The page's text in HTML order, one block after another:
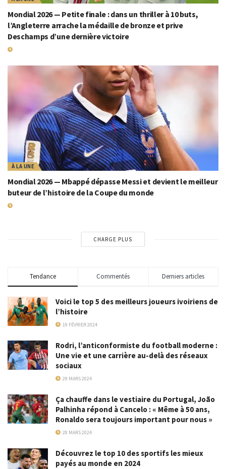
Mondial 2026 — Petite finale : dans un thriller à 10 buts,
l’Angleterre arrache la médaille de bronze et prive
Deschamps d’une dernière victoire
À LA UNE
Mondial 2026 — Mbappé dépasse Messi et devient le meilleur
buteur de l’histoire de la Coupe du monde
CHARGE PLUS
Tendance Commentés Derniers articles
Voici le top 5 des meilleurs joueurs ivoiriens de
l’histoire
19 FÉVRIER 2024
Rodri, l’anticonformiste du football moderne :
Une vie et une carrière au-delà des réseaux
sociaux
29 MARS 2024
Ça chauffe dans le vestiaire du Portugal, João
Palhinha répond à Cancelo : « Même à 50 ans,
Ronaldo sera toujours important pour nous »
28 MARS 2024
Découvrez le top 10 des sportifs les mieux
payés au monde en 2024